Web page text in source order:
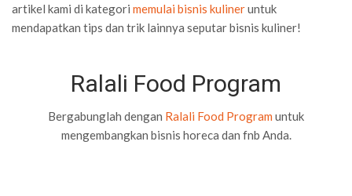
artikel kami di kategori memulai bisnis kulineruntuk
mendapatkan tips dan trik lainnya seputar bisnis kuliner!
Ralali Food Program
Bergabunglah dengan Ralali Food Program untuk
mengembangkan bisnis horeca dan fnb Anda.